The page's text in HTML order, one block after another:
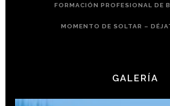
FORMACIÓN PROFESIONAL DE
MOMENTO DE SOLTAR –
GALERÍA